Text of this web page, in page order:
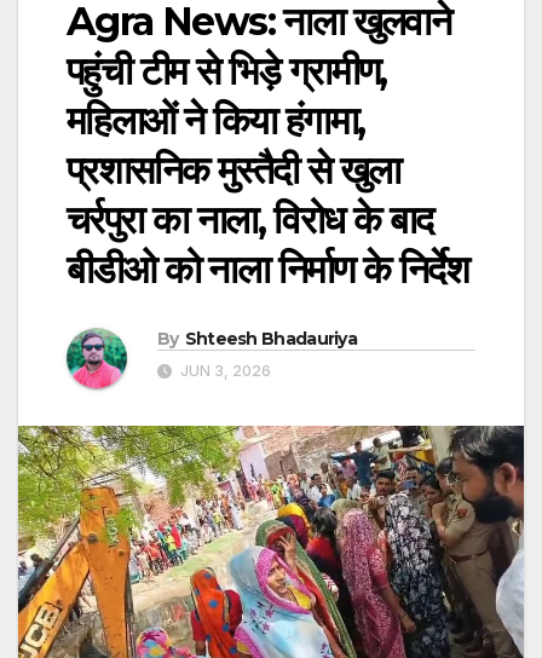
Agra News: नाला खुलवाने
पहुंची टीम से भिड़े ग्रामीण,
महिलाओं ने किया हंगामा,
प्रशासनिक मुस्तैदी से खुला
चर्रपुरा का नाला, विरोध के बाद
बीडीओ को नाला निर्माण के निर्देश
By Shteesh Bhadauriya
JUN 3, 2026